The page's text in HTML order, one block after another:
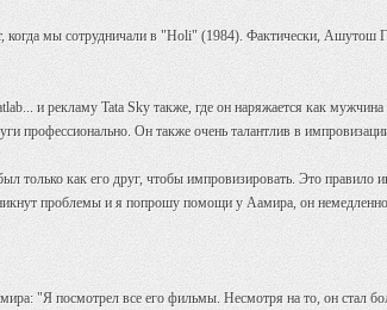
мы сотрудничали в "Holi" (1984). Фактически, Ашутош
и рекламу Tata Sky также, где он наряжается как
профессионально. Он также очень талантлив в
как его друг, чтобы импровизировать. Это правило
проблемы и я попрошу помощи у Аамира, он
"Я посмотрел все его фильмы. Несмотря на то, он стал